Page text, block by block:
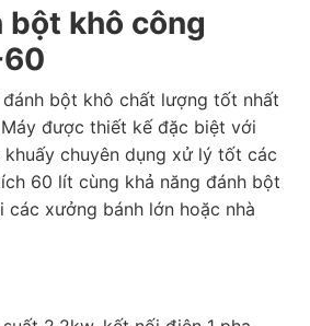
bột khô công
bột khô chất lượng tốt nhất
được thiết kế đặc biệt với
chuyên dụng xử lý tốt các
60 lít cùng khả năng đánh bột
các xưởng bánh lớn hoặc nhà